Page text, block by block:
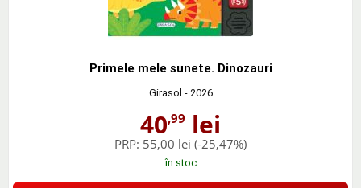
Primele mele sunete. Dinozauri
Girasol - 2026
40,99 lei
PRP: 55,00 lei (-25,47%)
în stoc